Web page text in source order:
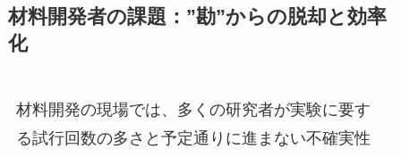
材料開発者の課題：”勘”からの脱却と効率
化
材料開発の現場では、多くの研究者が実験に要す
る試行回数の多さと予定通りに進まない不確実性